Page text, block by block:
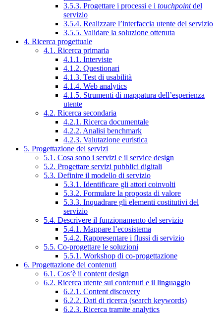
3.5.3. Progettare i processi e i touchpointdel
servizio
3.5.4. Realizzare l’interfaccia utente del servizio
3.5.5. Validare la soluzione ottenuta
4. Ricerca progettuale
4.1. Ricerca primaria
4.1.1. Interviste
4.1.2. Questionari
4.1.3. Test di usabilità
4.1.4. Web analytics
4.1.5. Strumenti di mappatura dell’esperienza
utente
4.2. Ricerca secondaria
4.2.1. Ricerca documentale
4.2.2. Analisi benchmark
4.2.3. Valutazione euristica
5. Progettazione dei servizi
5.1. Cosa sono i servizi e il service design
5.2. Progettare servizi pubblici digitali
5.3. Definire il modello di servizio
5.3.1. Identificare gli attori coinvolti
5.3.2. Formulare la proposta di valore
5.3.3. Inquadrare gli elementi costitutivi del
servizio
5.4. Descrivere il funzionamento del servizio
5.4.1. Mappare l’ecosistema
5.4.2. Rappresentare i flussi di servizio
5.5. Co-progettare le soluzioni
5.5.1. Workshop di co-progettazione
6. Progettazione dei contenuti
6.1. Cos’è il content design
6.2. Ricerca utente sui contenuti e il linguaggio
6.2.1. Content discovery
6.2.2. Dati di ricerca (search keywords)
6.2.3. Ricerca tramite analytics